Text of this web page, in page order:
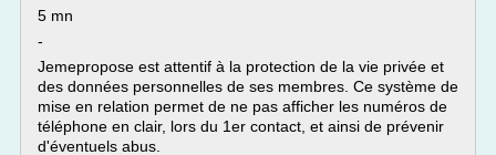
5 mn
-
Jemepropose est attentif à la protection de la vie privée et
des données personnelles de ses membres. Ce système de
mise en relation permet de ne pas afficher les numéros de
téléphone en clair, lors du 1er contact, et ainsi de prévenir
d'éventuels abus.